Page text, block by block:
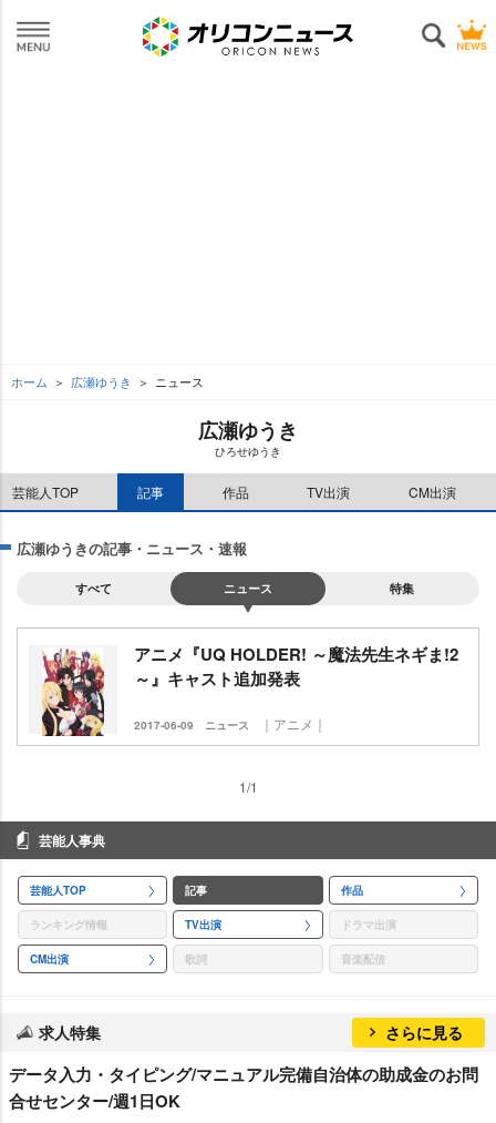
ホーム 広瀬ゆうき ニュース
広瀬ゆうき
ひろせゆうき
芸能人TOP 記事 作品 TV出演 CM出演
広瀬ゆうきの記事・ニュース・速報
すべて ニュース 特集
アニメ『UQ HOLDER! ～魔法先生ネギま!2
～』キャスト追加発表
2017-06-09 ニュース ｜アニメ｜
1/1
芸能人事典
芸能人TOP 記事 作品
ランキング情報 TV出演 ドラマ出演
CM出演 歌詞 音楽配信
求人特集 さらに見る
データ入力・タイピング/マニュアル完備自治体の助成金のお問
合せセンター/週1日OK